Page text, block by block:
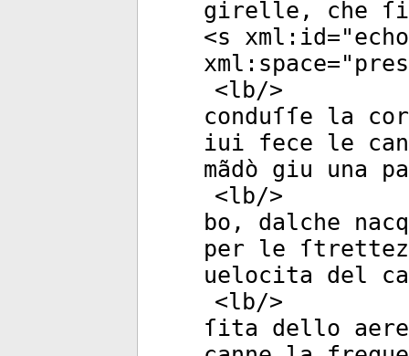
girelle, che
<s xml:id="
xml:space="
<lb/>
conduſſe la
iui fece le
mãdò giu una
<lb/>
bo, dalche
per le
uelocita del
<lb/>
ſita dello